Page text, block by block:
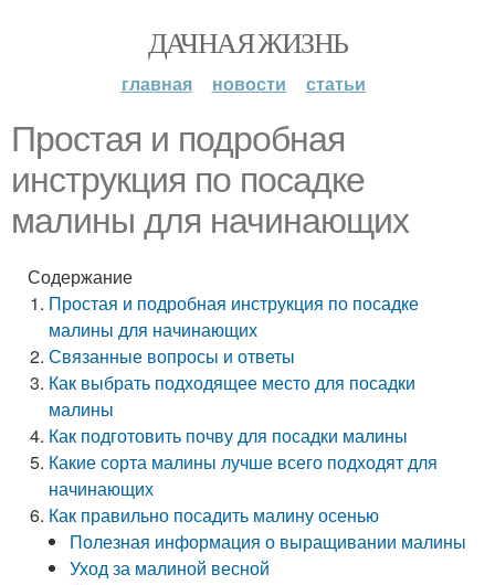
ДАЧНАЯ ЖИЗНЬ
главная новости статьи
Простая и подробная
инструкция по посадке
малины для начинающих
Содержание
Простая и подробная инструкция по посадке
малины для начинающих
Связанные вопросы и ответы
Как выбрать подходящее место для посадки
малины
Как подготовить почву для посадки малины
Какие сорта малины лучше всего подходят для
начинающих
Как правильно посадить малину осенью
Полезная информация о выращивании малины
Уход за малиной весной